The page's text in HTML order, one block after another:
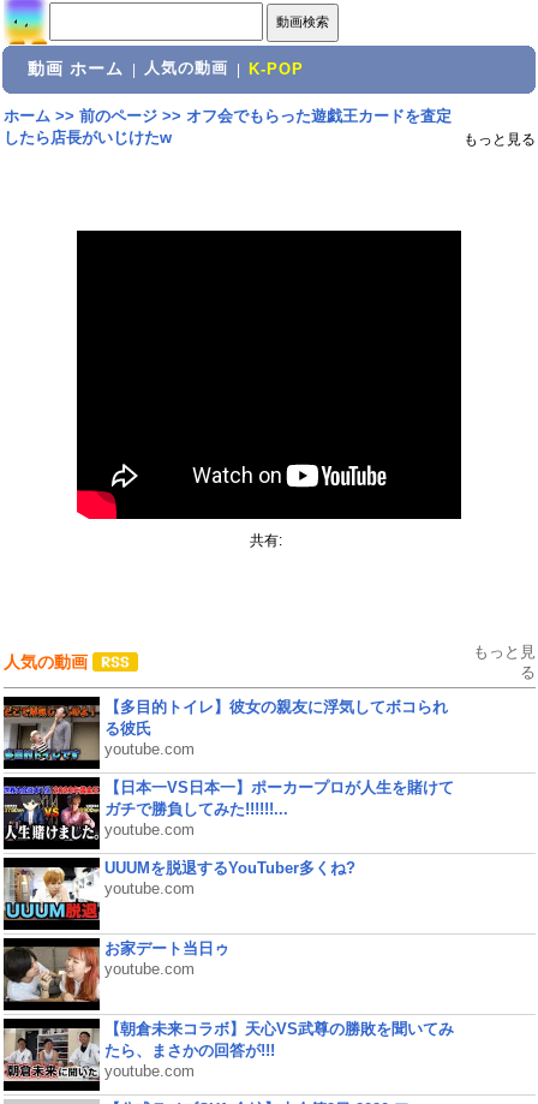
動画 ホーム 人気の動画 K-POP
ホーム>> 前のページ>> オフ会でもらった遊戯王カードを査定
したら店長がいじけたw
もっと見る
共有:
人気の動画
もっと見
る
【多目的トイレ】彼女の親友に浮気してボコられ
る彼氏
youtube.com
【日本一VS日本一】ポーカープロが人生を賭けて
ガチで勝負してみた!!!!!!...
youtube.com
UUUMを脱退するYouTuber多くね?
youtube.com
お家デート当日ゥ
youtube.com
【朝倉未来コラボ】天心VS武尊の勝敗を聞いてみ
たら、まさかの回答が!!!
youtube.com